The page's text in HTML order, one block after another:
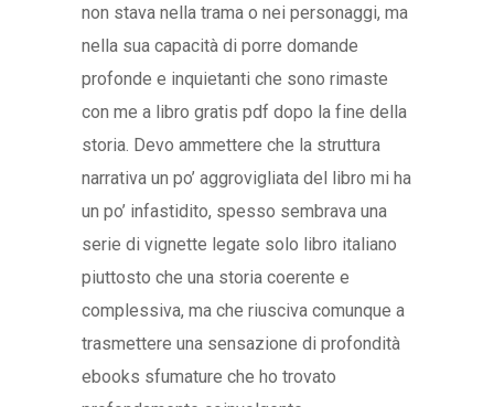
non stava nella trama o nei personaggi, ma
nella sua capacità di porre domande
profonde e inquietanti che sono rimaste
con me a libro gratis pdf dopo la fine della
storia. Devo ammettere che la struttura
narrativa un po’ aggrovigliata del libro mi ha
un po’ infastidito, spesso sembrava una
serie di vignette legate solo libro italiano
piuttosto che una storia coerente e
complessiva, ma che riusciva comunque a
trasmettere una sensazione di profondità
ebooks sfumature che ho trovato